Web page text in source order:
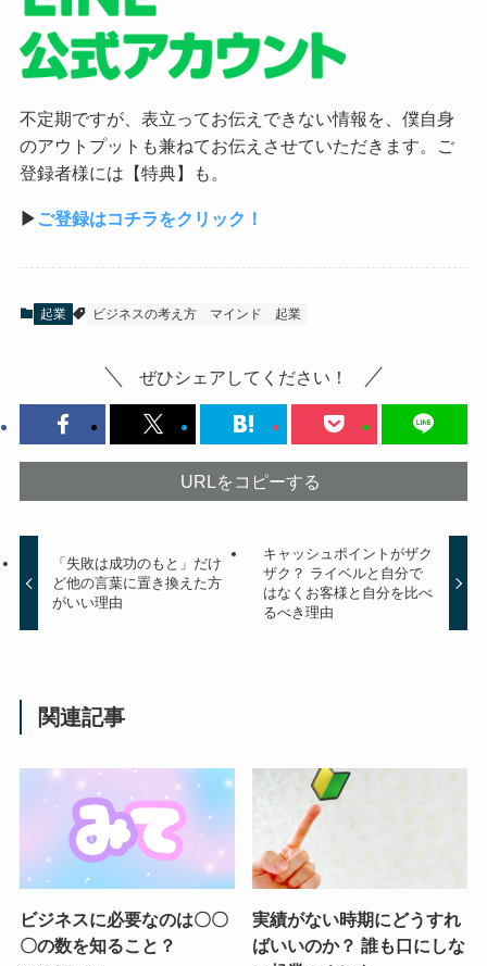
不定期ですが、表立ってお伝えできない情報を、僕自身
のアウトプットも兼ねてお伝えさせていただきます。ご
登録者様には【特典】も。
▶︎ ご登録はコチラをクリック！
起業 ビジネスの考え方 マインド 起業
ぜひシェアしてください！
URLをコピーする
「失敗は成功のもと」だけ
ど他の言葉に置き換えた方
がいい理由
キャッシュポイントがザク
ザク？ ライベルと自分で
はなくお客様と自分を比べ
るべき理由
関連記事
ビジネスに必要なのは〇〇
〇の数を知ること？
実績がない時期にどうすれ
ばいいのか？ 誰も口にしな